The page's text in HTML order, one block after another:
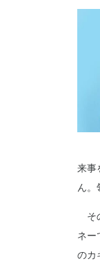
来事
ん。
そ
ネー
のカ